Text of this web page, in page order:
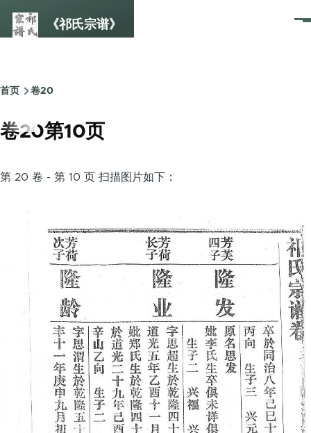
《祁氏宗谱》
菜
面
包
屑
首页 卷20
卷20第10页
第 20 卷 - 第 10 页 扫描图片如下：